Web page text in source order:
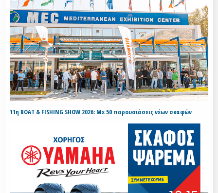
11η BOAT & FISHING SHOW 2026: Με 50 παρουσιάσεις νέων σκαφών